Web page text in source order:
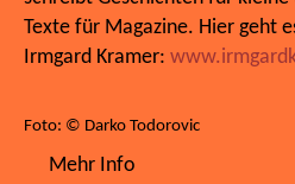
Texte für Magazine. Hier geht
Irmgard Kramer:
Foto: © Darko Todorovic
Mehr Info